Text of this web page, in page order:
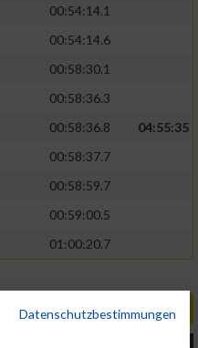
00:54:14.1
00:54:14.6
00:58:30.1
00:58:36.3
00:58:36.8
04:55:35
00:58:37.7
00:58:59.7
00:59:00.5
01:00:20.7
15.07.2026
Datenschutzbestimmungen